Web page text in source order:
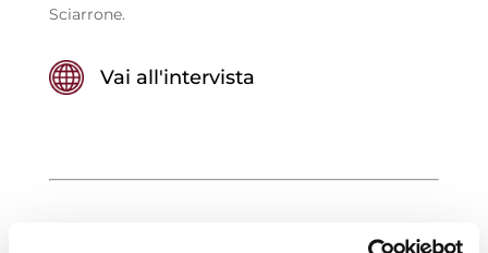
Sciarrone.
Vai all'intervista